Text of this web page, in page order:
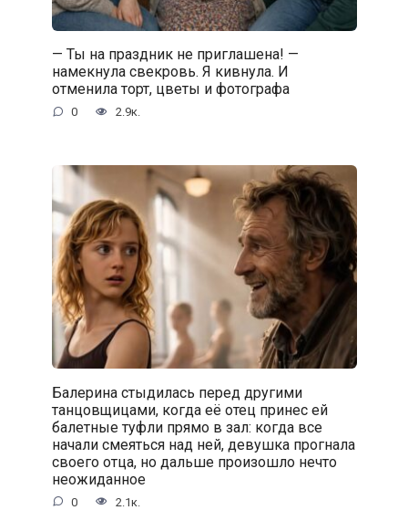
— Ты на праздник не приглашена! —
намекнула свекровь. Я кивнула. И
отменила торт, цветы и фотографа
0 2.9к.
Балерина стыдилась перед другими
танцовщицами, когда её отец принес ей
балетные туфли прямо в зал: когда все
начали смеяться над ней, девушка прогнала
своего отца, но дальше произошло нечто
неожиданное
0 2.1к.